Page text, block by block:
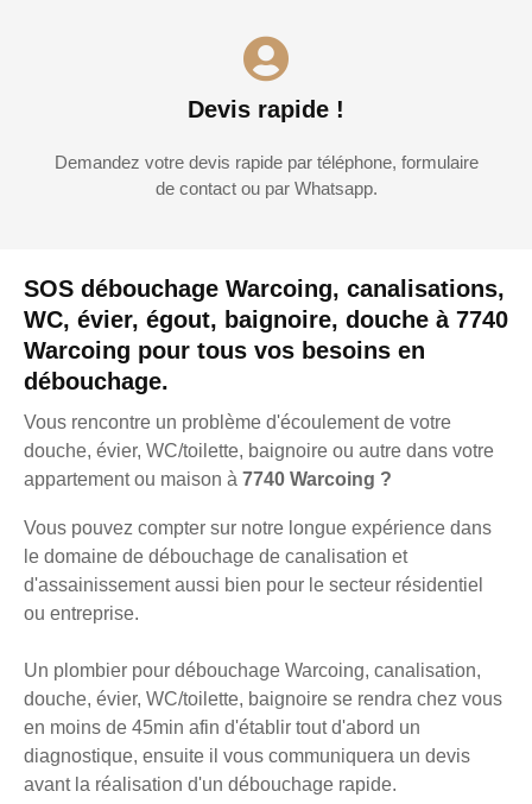
SOS débouchage Warcoing, canalisations,
WC, évier, égout, baignoire, douche à 7740
Warcoing pour tous vos besoins en
débouchage.
Vous rencontre un problème d'écoulement de votre
douche, évier, WC/toilette, baignoire ou autre dans votre
appartement ou maison à 7740 Warcoing ?
Vous pouvez compter sur notre longue expérience dans
le domaine de débouchage de canalisation et
d'assainissement aussi bien pour le secteur résidentiel
ou entreprise.
Un plombier pour débouchage Warcoing, canalisation,
douche, évier, WC/toilette, baignoire se rendra chez vous
en moins de 45min afin d'établir tout d'abord un
diagnostique, ensuite il vous communiquera un devis
avant la réalisation d'un débouchage rapide.
Devis rapide !
Demandez votre devis rapide par téléphone, formulaire
de contact ou par Whatsapp.